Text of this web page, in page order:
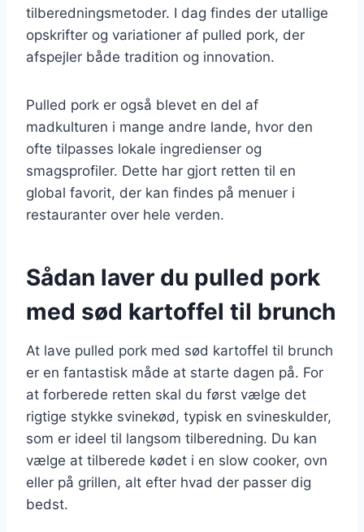
tilberedningsmetoder. I dag findes der utallige
opskrifter og variationer af pulled pork, der
afspejler både tradition og innovation.
Pulled pork er også blevet en del af
madkulturen i mange andre lande, hvor den
ofte tilpasses lokale ingredienser og
smagsprofiler. Dette har gjort retten til en
global favorit, der kan findes på menuer i
restauranter over hele verden.
Sådan laver du pulled pork
med sød kartoffel til brunch
At lave pulled pork med sød kartoffel til brunch
er en fantastisk måde at starte dagen på. For
at forberede retten skal du først vælge det
rigtige stykke svinekød, typisk en svineskulder,
som er ideel til langsom tilberedning. Du kan
vælge at tilberede kødet i en slow cooker, ovn
eller på grillen, alt efter hvad der passer dig
bedst.